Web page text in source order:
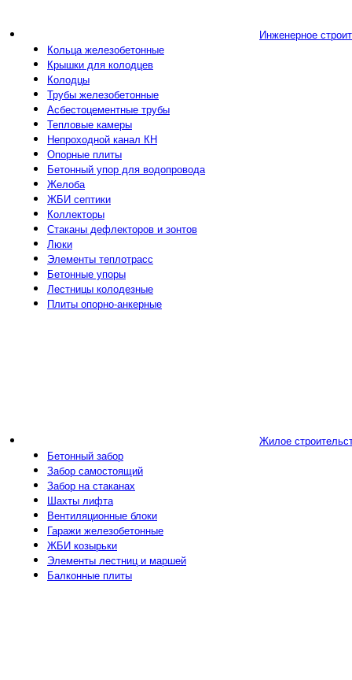
Инженерное
Кольца железобетонные
Крышки для колодцев
Колодцы
Трубы железобетонные
Асбестоцементные трубы
Тепловые камеры
Непроходной канал КН
Опорные плиты
Бетонный упор для водопровода
Желоба
ЖБИ септики
Коллекторы
Стаканы дефлекторов и зонтов
Люки
Элементы теплотрасс
Бетонные упоры
Лестницы колодезные
Плиты опорно-анкерные
Жилое
Бетонный забор
Забор самостоящий
Забор на стаканах
Шахты лифта
Вентиляционные блоки
Гаражи железобетонные
ЖБИ козырьки
Элементы лестниц и маршей
Балконные плиты